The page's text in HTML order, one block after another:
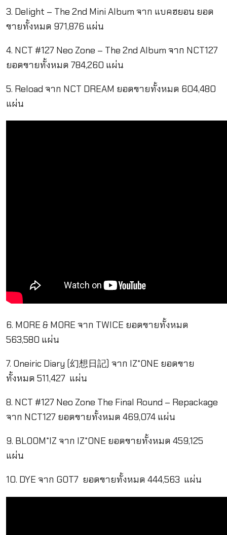
3. Delight – The 2nd Mini Album จาก แบคฮยอน ยอด
ขายทั้งหมด 971,876 แผ่น
4. NCT #127 Neo Zone – The 2nd Album จาก NCT127
ยอดขายทั้งหมด 784,260 แผ่น
5. Reload จาก NCT DREAM ยอดขายทั้งหมด 604,480
แผ่น
6. MORE & MORE จาก TWICE ยอดขายทั้งหมด
563,580 แผ่น
7. Oneiric Diary (幻想日記) จาก IZ*ONE ยอดขาย
ทั้งหมด 511,427 แผ่น
8. NCT #127 Neo Zone The Final Round – Repackage
จาก NCT127 ยอดขายทั้งหมด 469,074 แผ่น
9. BLOOM*IZ จาก IZ*ONE ยอดขายทั้งหมด 459,125
แผ่น
10. DYE จาก GOT7 ยอดขายทั้งหมด 444,563 แผ่น